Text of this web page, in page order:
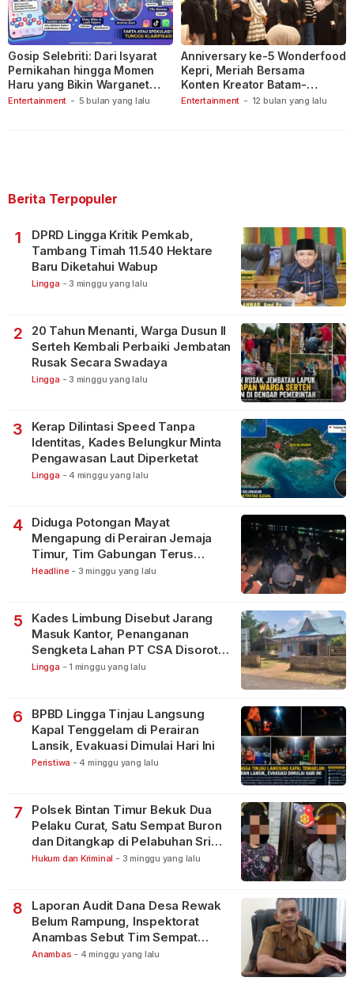
Entertainment - 5 bulan yang lalu
Gosip Selebriti: Dari Isyarat
Pernikahan hingga Momen
Haru yang Bikin Warganet
Berspekulasi
Entertainment - 12 bulan yang lalu
Anniversary ke-5 Wonderfood
Kepri, Meriah Bersama
Konten Kreator Batam-
Tanjungpinang
Berita Terpopuler
1
DPRD Lingga Kritik Pemkab,
Tambang Timah 11.540 Hektare
Baru Diketahui Wabup
Lingga - 3 minggu yang lalu
2
20 Tahun Menanti, Warga Dusun II
Serteh Kembali Perbaiki Jembatan
Rusak Secara Swadaya
Lingga - 3 minggu yang lalu
3
Kerap Dilintasi Speed Tanpa
Identitas, Kades Belungkur Minta
Pengawasan Laut Diperketat
Lingga - 4 minggu yang lalu
4
Diduga Potongan Mayat
Mengapung di Perairan Jemaja
Timur, Tim Gabungan Terus
Lakukan Pencarian
Headline - 3 minggu yang lalu
5
Kades Limbung Disebut Jarang
Masuk Kantor, Penanganan
Sengketa Lahan PT CSA Disorot
Warga
Lingga - 1 minggu yang lalu
6
BPBD Lingga Tinjau Langsung
Kapal Tenggelam di Perairan
Lansik, Evakuasi Dimulai Hari Ini
Peristiwa - 4 minggu yang lalu
7
Polsek Bintan Timur Bekuk Dua
Pelaku Curat, Satu Sempat Buron
dan Ditangkap di Pelabuhan Sri
Bintan Pura
Hukum dan Kriminal - 3 minggu yang lalu
8
Laporan Audit Dana Desa Rewak
Belum Rampung, Inspektorat
Anambas Sebut Tim Sempat
Terbagi Tangani Kasus Lain
Anambas - 4 minggu yang lalu